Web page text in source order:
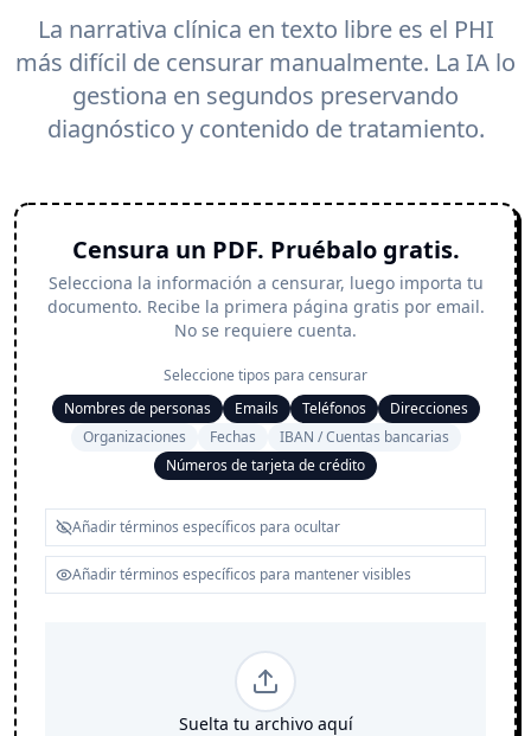
La narrativa clínica en texto libre es el PHI
más difícil de censurar manualmente. La IA lo
gestiona en segundos preservando
diagnóstico y contenido de tratamiento.
Censura un PDF. Pruébalo gratis.
Selecciona la información a censurar, luego importa tu
documento. Recibe la primera página gratis por email.
No se requiere cuenta.
Seleccione tipos para censurar
Nombres de personas
Emails Teléfonos
Direcciones
Organizaciones
Fechas
IBAN / Cuentas bancarias
Números de tarjeta de crédito
Suelta tu archivo aquí